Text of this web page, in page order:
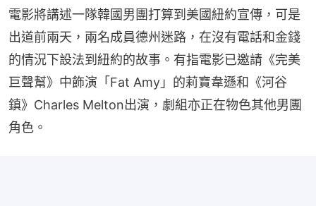
電影將講述一隊韓國男團打算到美國紐約宣傳，可是
出道前兩天，兩名成員德州迷路，在沒有電話和金錢
的情況下設法到紐約的故事。有指電影已邀請《完美
巨聲幫》中飾演「Fat Amy」的莉寶韋遜和《河谷
鎮》Charles Melton出演，劇組亦正在物色其他男團
角色。